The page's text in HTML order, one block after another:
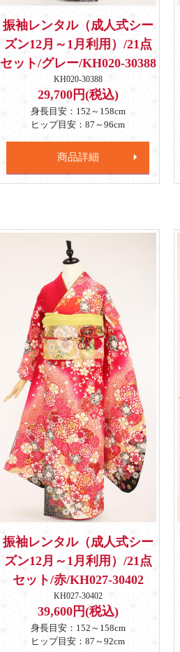
振袖レンタル（成人式シー
ズン12月～1月利用）/21点
セット/グレー/KH020-30388
KH020-30388
29,700円(税込)
身長目安：152～158cm
ヒップ目安：87～96cm
商品詳細
振袖レンタル（成人式シー
ズン12月～1月利用）/21点
セット/赤/KH027-30402
KH027-30402
39,600円(税込)
身長目安：152～158cm
ヒップ目安：87～92cm